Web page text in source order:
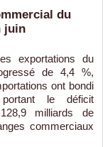
du
juin
exportations du
de 4,4 %,
ont bondi
le déficit
milliards de
commerciaux